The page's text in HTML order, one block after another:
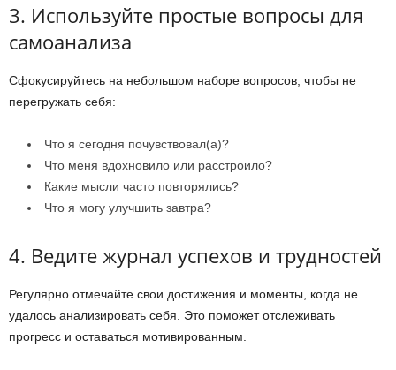
3. Используйте простые вопросы для
самоанализа
Сфокусируйтесь на небольшом наборе вопросов, чтобы не
перегружать себя:
Что я сегодня почувствовал(а)?
Что меня вдохновило или расстроило?
Какие мысли часто повторялись?
Что я могу улучшить завтра?
4. Ведите журнал успехов и трудностей
Регулярно отмечайте свои достижения и моменты, когда не
удалось анализировать себя. Это поможет отслеживать
прогресс и оставаться мотивированным.